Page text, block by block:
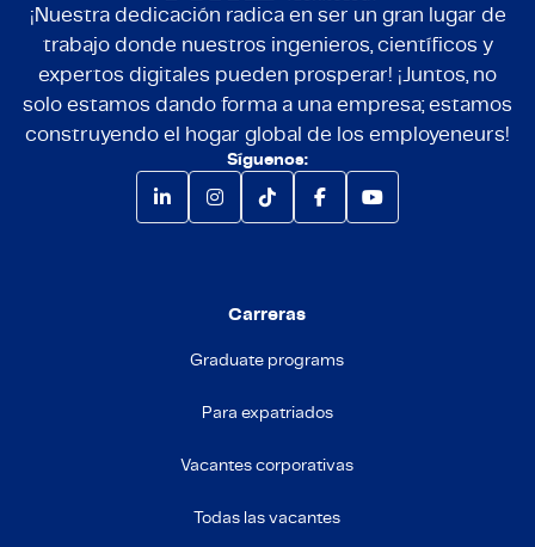
¡Nuestra dedicación radica en ser un gran lugar de
trabajo donde nuestros ingenieros, científicos y
expertos digitales pueden prosperar! ¡Juntos, no
solo estamos dando forma a una empresa; estamos
construyendo el hogar global de los employeneurs!
Síguenos:
Carreras
Graduate programs
Para expatriados
Vacantes corporativas
Todas las vacantes